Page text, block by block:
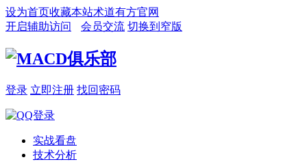
设为首页收藏本站术道有方官网
开启辅助访问
会员交流 切换到窄版
登录 立即注册 找回密码
实战看盘
技术分析